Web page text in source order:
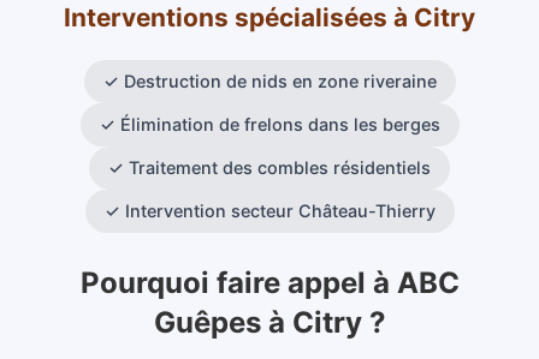
Interventions spécialisées à Citry
✓ Destruction de nids en zone riveraine
✓ Élimination de frelons dans les berges
✓ Traitement des combles résidentiels
✓ Intervention secteur Château-Thierry
Pourquoi faire appel à ABC
Guêpes à Citry ?